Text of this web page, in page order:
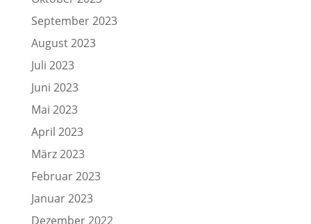
September 2023
August 2023
Juli 2023
Juni 2023
Mai 2023
April 2023
März 2023
Februar 2023
Januar 2023
Dezember 2022